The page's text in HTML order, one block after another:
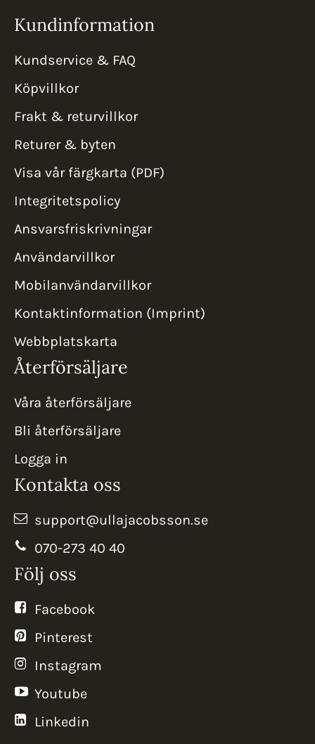
Kundinformation
Kundservice & FAQ
Köpvillkor
Frakt & returvillkor
Returer & byten
Visa vår färgkarta (PDF)
Integritetspolicy
Ansvarsfriskrivningar
Användarvillkor
Mobilanvändarvillkor
Kontaktinformation (Imprint)
Webbplatskarta
Återförsäljare
Våra återförsäljare
Bli återförsäljare
Logga in
Kontakta oss
support@ullajacobsson.se
070-273 40 40
Följ oss
Facebook
Pinterest
Instagram
Youtube
Linkedin